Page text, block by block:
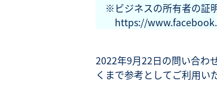
※ビジネスの所有者の証
https://
2022年9月22日の問い合わ
くまで参考としてご利用い